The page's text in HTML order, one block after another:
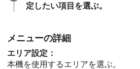
定したい項目を選ぶ。
メニューの詳細
エリア設定：
本機を使用するエリアを選ぶ。